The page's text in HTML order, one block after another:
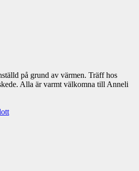
på grund av värmen. Träff hos
Alla är varmt välkomna till Anneli